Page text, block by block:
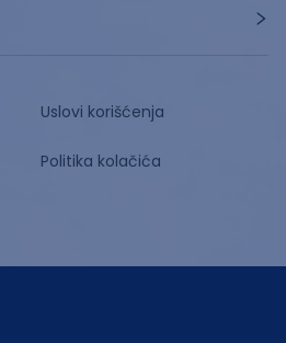
Uslovi korišćenja
Politika kolačića